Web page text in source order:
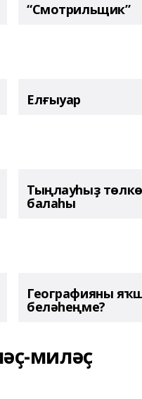
“Смотрильщик”
Елғыуар
Тыңлауһыҙ төлкө
балаһы
Географияны
беләһеңме?
миләҫ